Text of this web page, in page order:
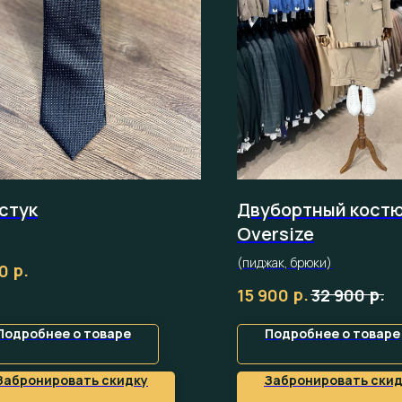
р.
о товаре
скидку
Двубортный
Oversize
(пиджак, брюки)
15 900 р.32 900 р.
Подробнее о товаре
Забронировать